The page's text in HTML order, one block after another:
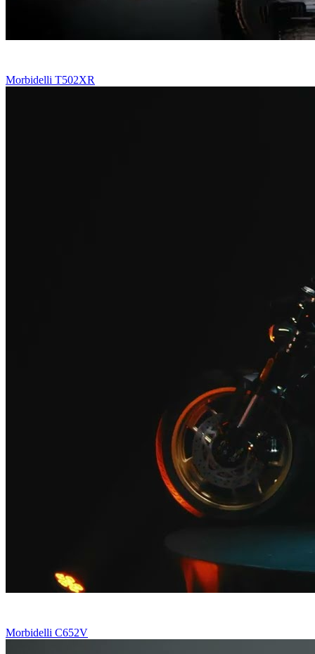
Morbidelli T502XR
Morbidelli C652V